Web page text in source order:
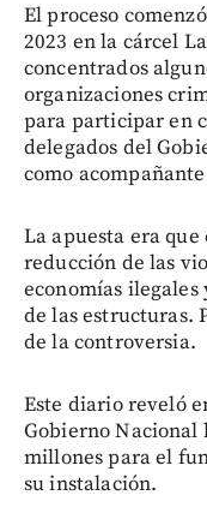
El proceso
2023 en la cárcel
concentrados
organizaciones
para participar en
delegados del
como
La apuesta era
reducción de las
economías
de las estructuras.
de la controversia.
Este diario reveló
Gobierno Nacional
millones para el
su instalación.